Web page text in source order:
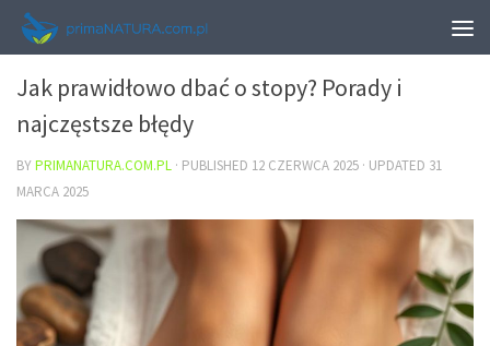
URODA
Jak prawidłowo dbać o stopy? Porady i
najczęstsze błędy
BYPRIMANATURA.COM.PL · PUBLISHED 12 CZERWCA 2025 · UPDATED 31
MARCA 2025